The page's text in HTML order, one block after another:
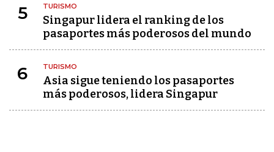
5 TURISMO
Singapur lidera el ranking de los
pasaportes más poderosos del mundo
6 TURISMO
Asia sigue teniendo los pasaportes
más poderosos, lidera Singapur